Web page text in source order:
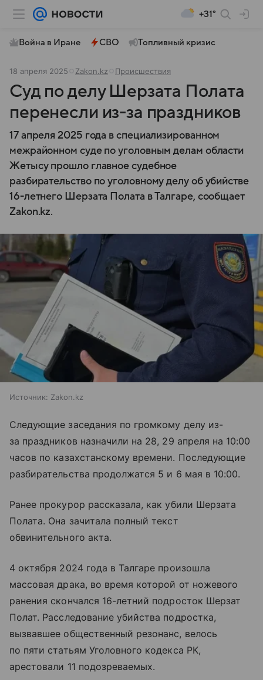
+31°
Война в Иране СВО Топливный кризис
18 апреля 2025 Zakon.kz Происшествия
Суд по делу Шерзата Полата
перенесли из-за праздников
17 апреля 2025 года в специализированном
межрайонном суде по уголовным делам области
Жетысу прошло главное судебное
разбирательство по уголовному делу об убийстве
16-летнего Шерзата Полата в Талгаре, сообщает
Zakon.kz.
Источник: Zakon.kz
Следующие заседания по громкому делу из-
за праздников назначили на 28, 29 апреля на 10:00
часов по казахстанскому времени. Последующие
разбирательства продолжатся 5 и 6 мая в 10:00.
Ранее прокурор рассказала, как убили Шерзата
Полата. Она зачитала полный текст
обвинительного акта.
4 октября 2024 года в Талгаре произошла
массовая драка, во время которой от ножевого
ранения скончался 16-летний подросток Шерзат
Полат. Расследование убийства подростка,
вызвавшее общественный резонанс, велось
по пяти статьям Уголовного кодекса РК,
арестовали 11 подозреваемых.